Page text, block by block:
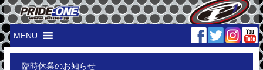
MENU
臨時休業のお知らせ